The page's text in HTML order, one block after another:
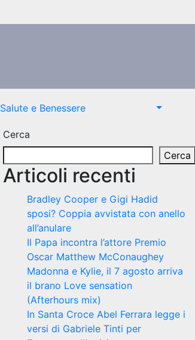
Salute e Benessere
Cerca
Cerca
Articoli recenti
Bradley Cooper e Gigi Hadid
sposi? Coppia avvistata con anello
all’anulare
Il Papa incontra l’attore Premio
Oscar Matthew McConaughey
Madonna e Kylie, il 7 agosto arriva
il brano Love sensation
(Afterhours mix)
In Santa Croce Abel Ferrara legge i
versi di Gabriele Tinti per